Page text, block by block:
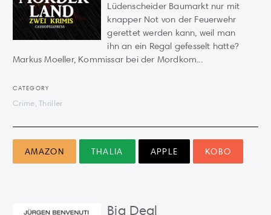
Lüdenscheider Baumarkt nur mit
knapper Not von der Feuerwehr
gerettet werden kann, weil man
ihn an ein Regal gefesselt hatte?
Markus Moeller, Kommissar bei der Mordkom...
CATEGORY
Crime, Thriller
AMAZON THALIA APPLE KOBO
Big Deal